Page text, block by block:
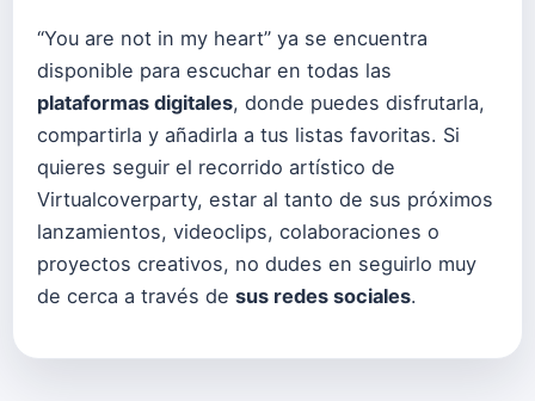
“You are not in my heart” ya se encuentra
disponible para escuchar en todas las
plataformas digitales, donde puedes disfrutarla,
compartirla y añadirla a tus listas favoritas. Si
quieres seguir el recorrido artístico de
Virtualcoverparty, estar al tanto de sus próximos
lanzamientos, videoclips, colaboraciones o
proyectos creativos, no dudes en seguirlo muy
de cerca a través de sus redes sociales.